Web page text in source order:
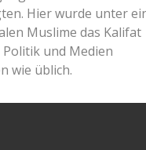
Hier wurde unter
Muslime das Kalifat
und Medien
wie üblich.